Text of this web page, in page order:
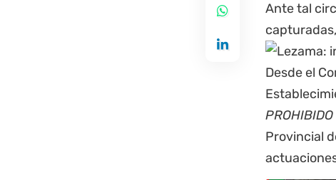
Ante tal
Desde el
PROHIBIDO
Provincial